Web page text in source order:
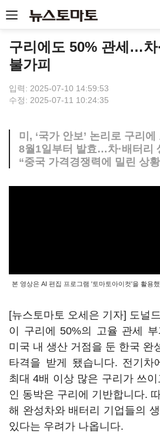
구리에도 50% 관세…차
불가피
입력: 2025-07-10 14:59:53
수정: 2025-07-11 10:24:35
미, ‘국가 안보’ 논리로 구리에
8월1일부터 발효…차·배터리
“중국 가격경쟁력에 밀린 상
본 영상은 AI 편집 프로그램 '토마토아이컷'을 활용했
[뉴스토마토 오세은 기자] 도널
이 구리에 50%의 고율 관세
미국 내 생산 거점을 둔 한국 완
타격을 받게 됐습니다. 전기차
최대 4배 이상 많은 구리가 쓰
인 동박은 구리에 기반합니다.
해 완성차와 배터리 기업들의
있다는 우려가 나옵니다.